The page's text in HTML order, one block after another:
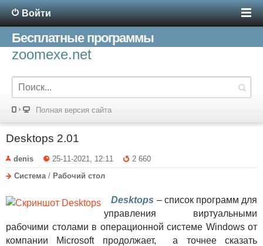
Войти
Бесплатные программы
zoomexe.net
Полная версия сайта
Desktops 2.01
denis 25-11-2021, 12:11
2 660
Система / Рабочий стол
Desktops – список программ для
управления виртуальными
рабочими столами в операционной системе Windows от
компании Microsoft продолжает, а точнее сказать